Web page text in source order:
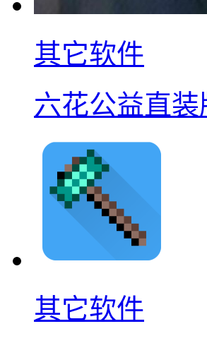
其它软件
六花公益直装
其它软件